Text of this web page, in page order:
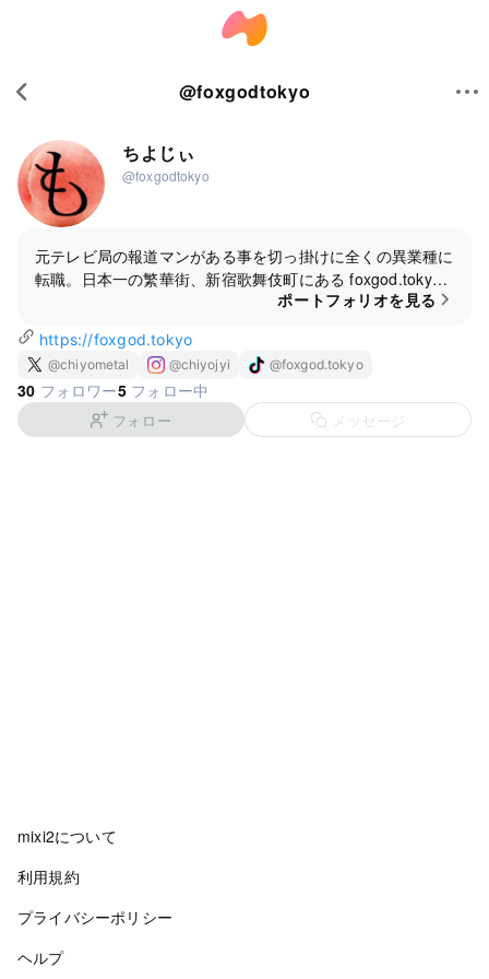
@foxgodtokyo
ちよじぃ
@foxgodtokyo
元テレビ局の報道マンがある事を切っ掛けに全くの異業種に
転職。日本一の繁華街、新宿歌舞伎町にある foxgod.tokyo
は皆様の秘密基地です。なぜ転職したのかは、ブログ
0.html
い
ポートフォリオを見る
https://foxgod.tokyo
@chiyometal @chiyojyi @foxgod.tokyo
30 フォロワー5 フォロー中
フォロー メッセージ
mixi2について
利用規約
プライバシーポリシー
ヘルプ